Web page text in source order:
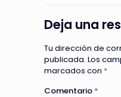
Deja una
Tu dirección de
publicada. Los
marcados con *
Comentario *